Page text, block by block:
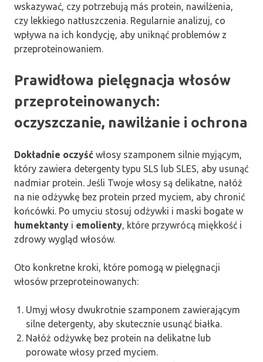
wskazywać, czy potrzebują más protein, nawilżenia,
czy lekkiego natłuszczenia. Regularnie analizuj, co
wpływa na ich kondycję, aby uniknąć problemów z
przeproteinowaniem.
Prawidłowa pielęgnacja włosów
przeproteinowanych:
oczyszczanie, nawilżanie i ochrona
Dokładnie oczyść włosy szamponem silnie myjącym,
który zawiera detergenty typu SLS lub SLES, aby usunąć
nadmiar protein. Jeśli Twoje włosy są delikatne, nałóż
na nie odżywkę bez protein przed myciem, aby chronić
końcówki. Po umyciu stosuj odżywki i maski bogate w
humektanty i emolienty, które przywrócą miękkość i
zdrowy wygląd włosów.
Oto konkretne kroki, które pomogą w pielęgnacji
włosów przeproteinowanych:
Umyj włosy dwukrotnie szamponem zawierającym
silne detergenty, aby skutecznie usunąć białka.
Nałóż odżywkę bez protein na delikatne lub
porowate włosy przed myciem.